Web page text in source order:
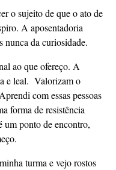
o sujeito de que o ato de
A aposentadoria
nunca da curiosidade.
ao que ofereço. A
e leal. Valorizam o
com essas pessoas
forma de resistência
um ponto de encontro,
turma e vejo rostos